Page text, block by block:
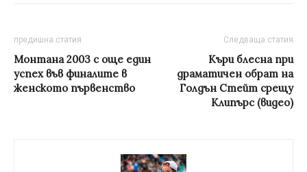
предишна статия
Монтана 2003 с още един
успех във финалите в
женското първенство
Следваща статия
Къри блесна при
драматичен обрат на
Голдън Стейт срещу
Клипърс (видео)